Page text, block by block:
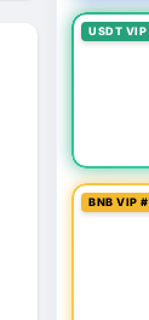
USDT
BNB VIP